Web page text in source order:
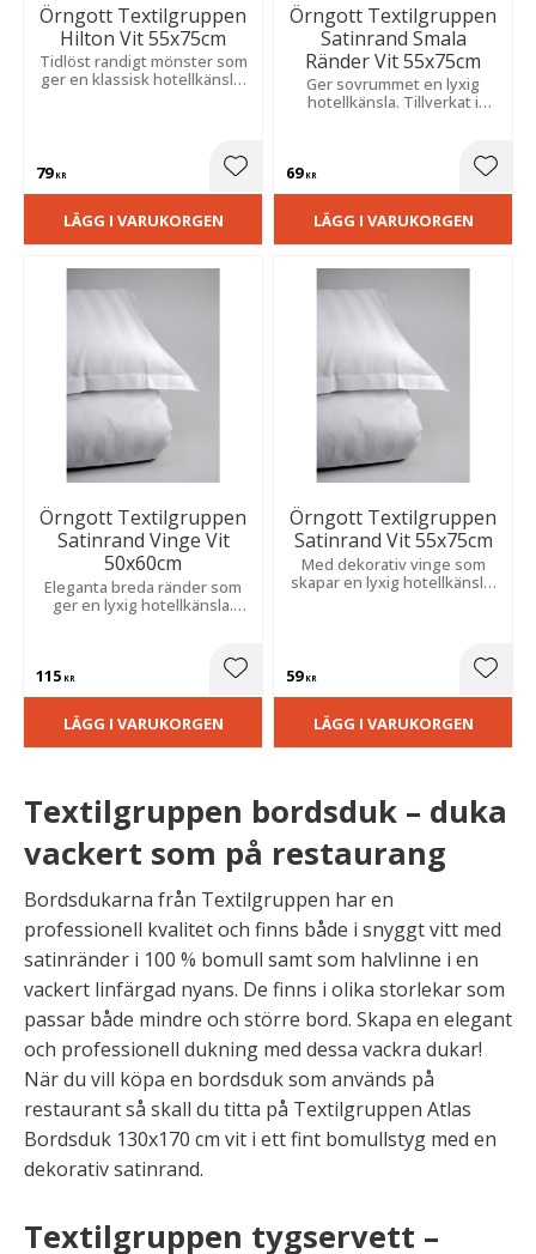
Örngott Textilgruppen
Hilton Vit 55x75cm
Tidlöst randigt mönster som
ger en klassisk hotellkänsla.
79KR Lägg till i favoriter
LÄGG I VARUKORGEN
Örngott Textilgruppen
Satinrand Smala
Ränder Vit 55x75cm
Ger sovrummet en lyxig
hotellkänsla. Tillverkat i
69KR
LÄGG I VARUKORGEN
Örngott Textilgruppen
Satinrand Vinge Vit
50x60cm
Eleganta breda ränder som
ger en lyxig hotellkänsla.
polyesterblandning med 182
115 KR Lägg till i favoriter
LÄGG I VARUKORGEN
Örngott Textilgruppen
Satinrand Vit 55x75cm
Med dekorativ vinge som
skapar en lyxig hotellkänsla.
59KR
LÄGG I VARUKORGEN
Textilgruppen bordsduk – duka
vackert som på restaurang
Bordsdukarna från Textilgruppen har en
professionell kvalitet och finns både i snyggt vitt med
satinränder i 100 % bomull samt som halvlinne i en
vackert linfärgad nyans. De finns i olika storlekar som
passar både mindre och större bord. Skapa en elegant
och professionell dukning med dessa vackra dukar!
När du vill köpa en bordsduk som används på
restaurant så skall du titta på Textilgruppen Atlas
Bordsduk 130x170 cm vit i ett fint bomullstyg med en
dekorativ satinrand.
Textilgruppen tygservett –